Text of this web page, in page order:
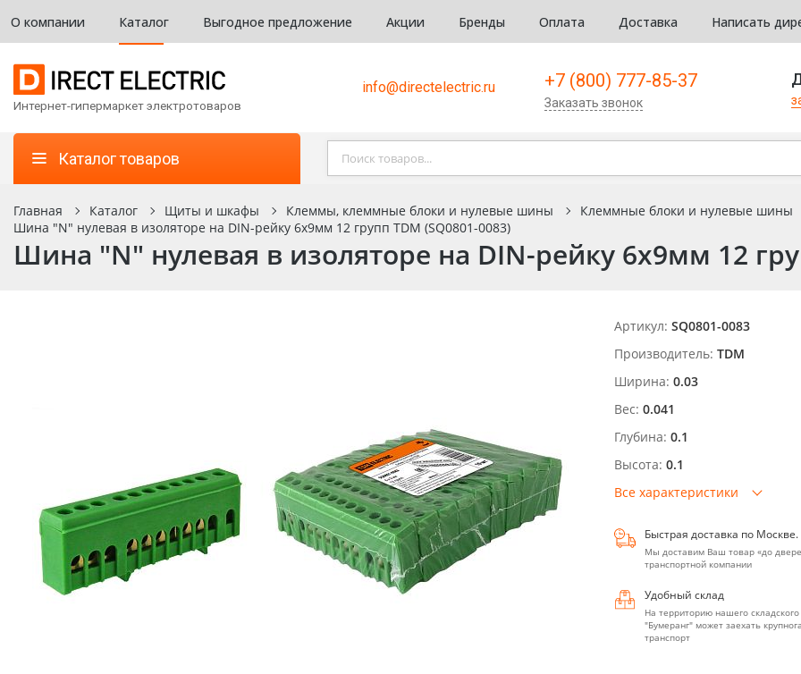
О компании Каталог Выгодное предложение Акции Бренды Оплата Доставка Написать
Интернет-гипермаркет электротоваров
info@directelectric.ru +7 (800) 777-85-37
Заказать звонок
Каталог товаров
Главная Каталог Щиты и шкафы Клеммы, клеммные блоки и нулевые шины
Клеммные блоки и нулевые шины
Шина "N" нулевая в изоляторе на DIN-рейку 6x9мм 12 групп TDM (SQ0801-0083)
Шина "N" нулевая в изоляторе на DIN-рейку 6x9мм 12
Артикул: SQ0801-0083
Производитель: TDM
Ширина: 0.03
Вес: 0.041
Глубина: 0.1
Высота: 0.1
Все характеристики
Быстрая доставка по Москве.
Мы доставим Ваш товар «до
транспортной компании
Удобный склад
На территорию нашего
"Бумеранг" может заехать
транспорт